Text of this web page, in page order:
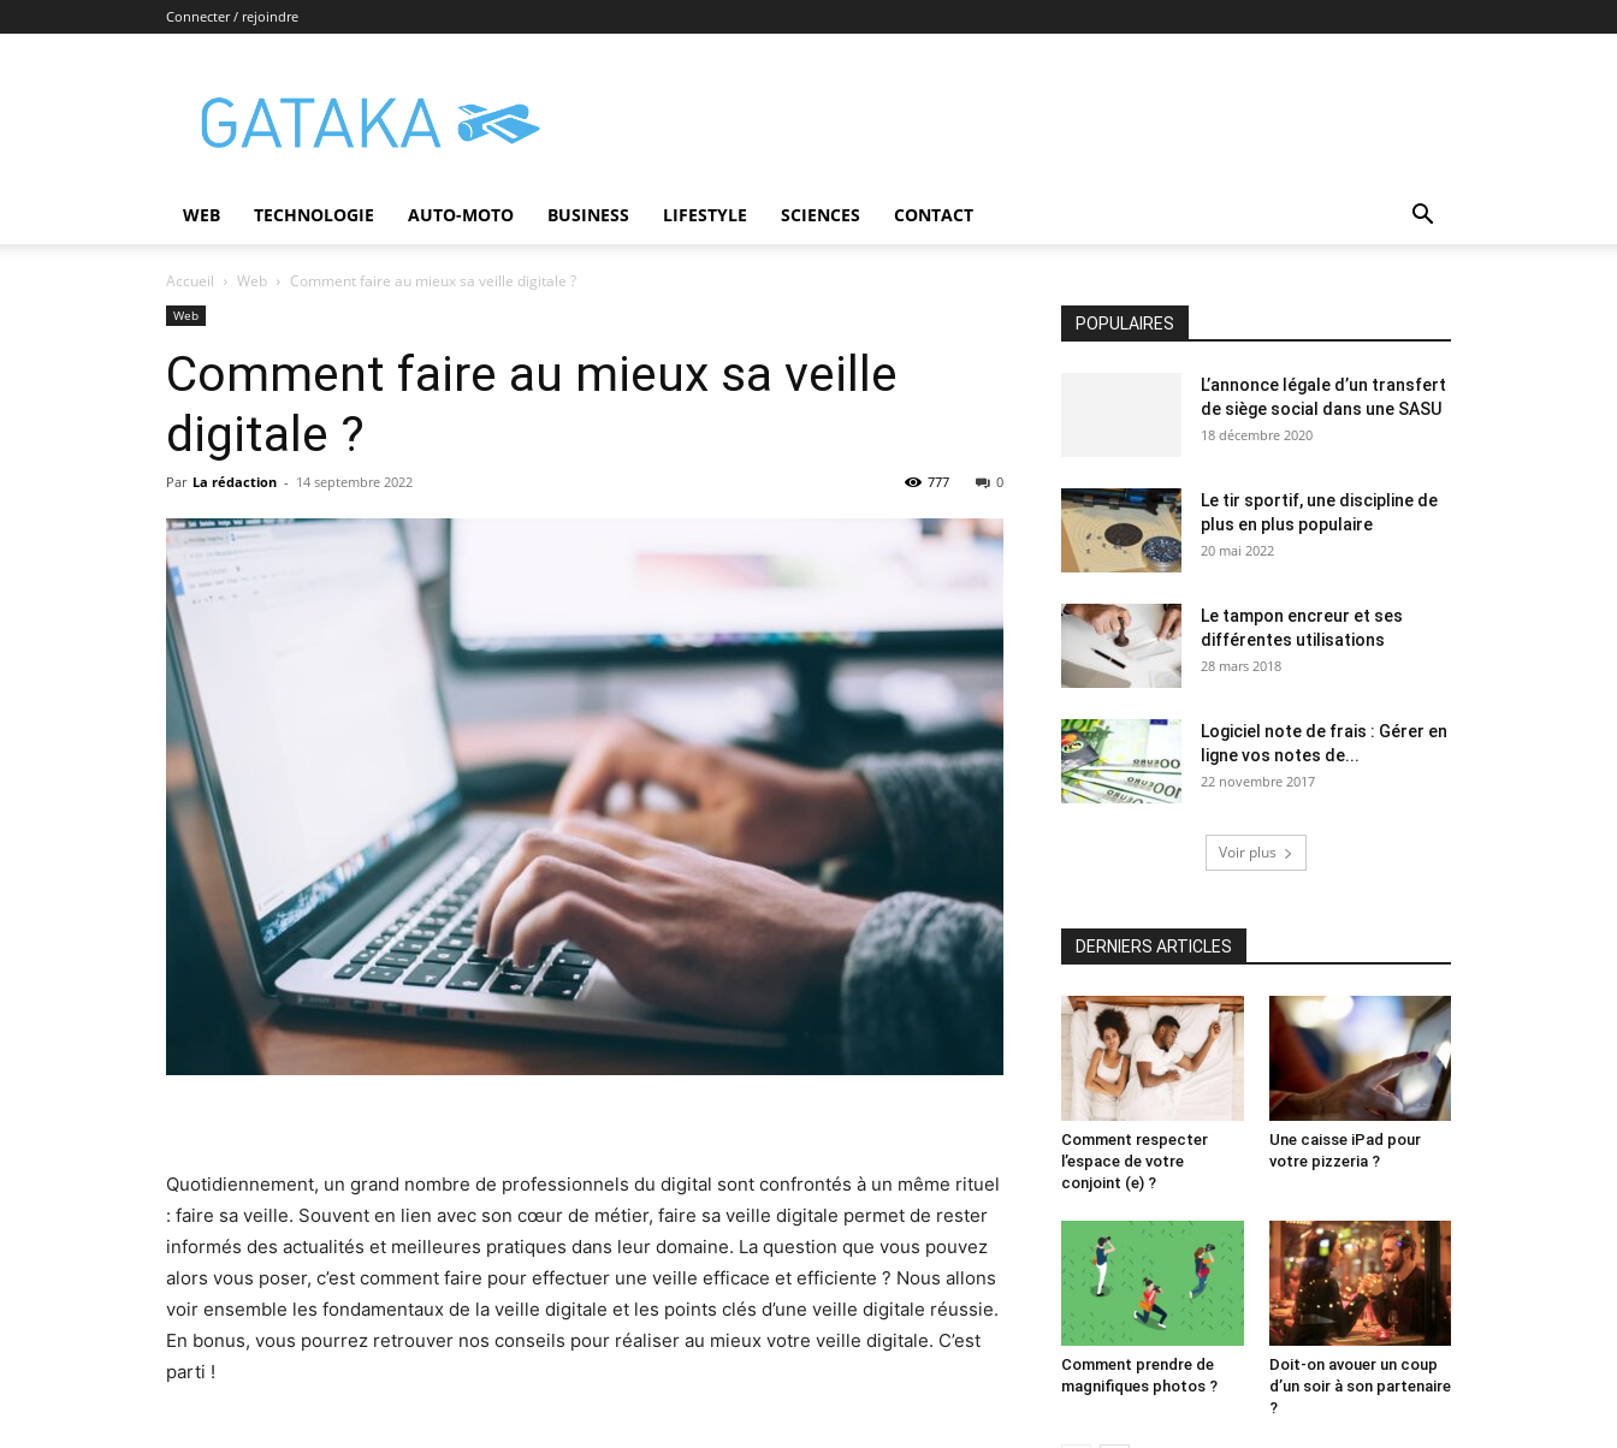
Connecter / rejoindre
WEB TECHNOLOGIE AUTO-MOTO BUSINESS LIFESTYLE SCIENCES CONTACT
Accueil Web Comment faire au mieux sa veille digitale ?
Web
Comment faire au mieux sa veille
digitale ?
Par La rédaction - 14 septembre 2022 0
777
Quotidiennement, un grand nombre de professionnels du digital sont confrontés à un même rituel
: faire sa veille. Souvent en lien avec son cœur de métier, faire sa veille digitale permet de rester
informés des actualités et meilleures pratiques dans leur domaine. La question que vous pouvez
alors vous poser, c’est comment faire pour effectuer une veille efficace et efficiente ? Nous allons
voir ensemble les fondamentaux de la veille digitale et les points clés d’une veille digitale réussie.
En bonus, vous pourrez retrouver nos conseils pour réaliser au mieux votre veille digitale. C’est
parti !
POPULAIRES
L’annonce légale d’un transfert
de siège social dans une SASU
18 décembre 2020
Le tir sportif, une discipline de
plus en plus populaire
20 mai 2022
Le tampon encreur et ses
différentes utilisations
28 mars 2018
Logiciel note de frais : Gérer en
ligne vos notes de...
22 novembre 2017
Voir plus
DERNIERS ARTICLES
Comment respecter
l’espace de votre
conjoint (e) ?
Une caisse iPad pour
votre pizzeria ?
Comment prendre de
magnifiques photos ?
Doit-on avouer un coup
d’un soir à son partenaire
?